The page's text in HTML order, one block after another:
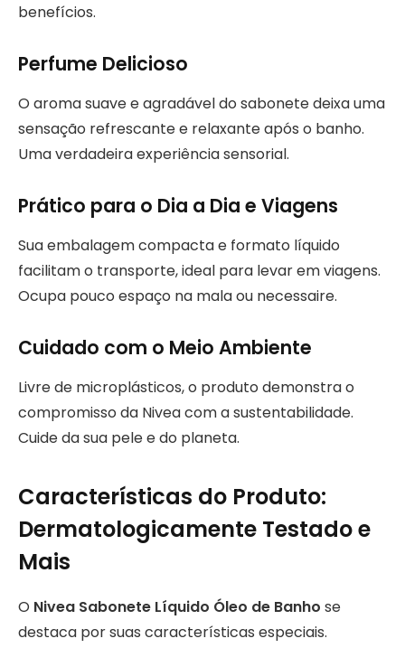
benefícios.
Perfume Delicioso
O aroma suave e agradável do sabonete deixa uma
sensação refrescante e relaxante após o banho.
Uma verdadeira experiência sensorial.
Prático para o Dia a Dia e Viagens
Sua embalagem compacta e formato líquido
facilitam o transporte, ideal para levar em viagens.
Ocupa pouco espaço na mala ou necessaire.
Cuidado com o Meio Ambiente
Livre de microplásticos, o produto demonstra o
compromisso da Nivea com a sustentabilidade.
Cuide da sua pele e do planeta.
Características do Produto:
Dermatologicamente Testado e
Mais
O Nivea Sabonete Líquido Óleo de Banho se
destaca por suas características especiais.